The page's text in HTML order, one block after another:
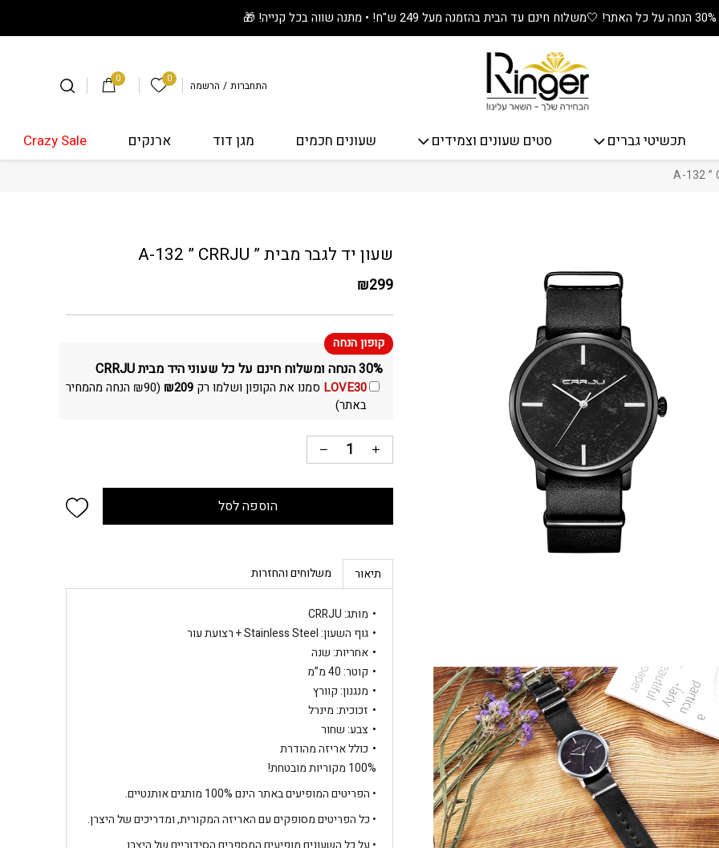
משלוח חינם עד הבית בהזמנה מעל 249 ש"ח! • מתנה שווה בכל קנייה! 🎁
0 0 הרשימה שלי התחברות / הרשמה
תכשיטי גברים סטים שעונים וצמידים שעונים חכמים מגן דוד ארנקים Crazy Sale
שעון יד לגבר מבית ” A-132 ” CRRJU
₪299
30% הנחה ומשלוח חינם על כל שעוני היד מבית CRRJU
LOVE30 סמנו את הקופון ושלמו רק ₪209
(
₪90
הנחה מהמחיר
באתר)
הוספה לסל wishlist
תיאור משלוחים והחזרות
מותג: CRRJU
גוף השעון: Stainless Steel + רצועת עור
אחריות: שנה
קוטר: 40 מ”מ
מנגנון: קוורץ
זכוכית: מינרל
צבע: שחור
כולל אריזה מהודרת
100% מקוריות מובטחת!
• הפריטים המופיעים באתר הינם 100% מותגים אותנטיים.
• כל הפריטים מסופקים עם האריזה המקורית, ומדריכים של היצרן.